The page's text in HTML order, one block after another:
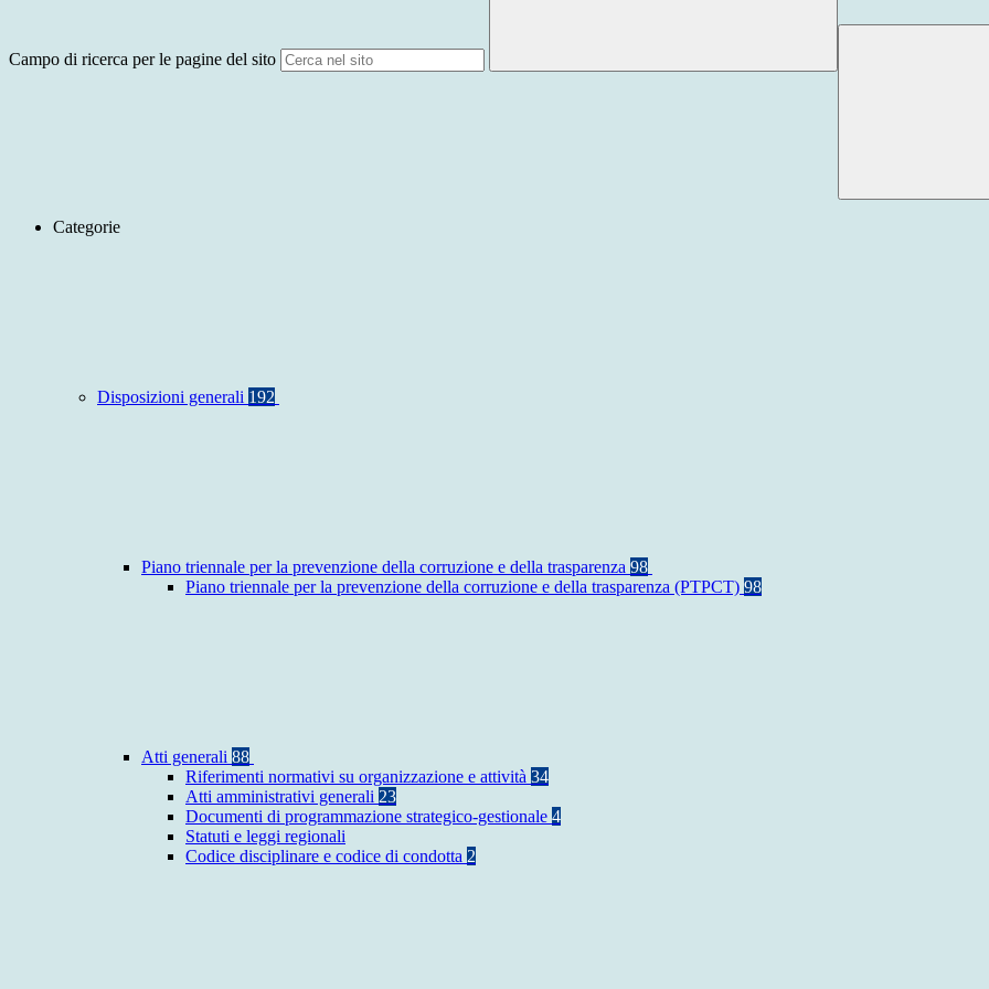
Campo di ricerca per le pagine del sito
Categorie
Disposizioni generali 192
Piano triennale per la prevenzione della corruzione e della trasparenza 98
Piano triennale per la prevenzione della corruzione e della trasparenza (PTPCT) 98
Atti generali 88
Riferimenti normativi su organizzazione e attività 34
Atti amministrativi generali 23
Documenti di programmazione strategico-gestionale 4
Statuti e leggi regionali
Codice disciplinare e codice di condotta 2